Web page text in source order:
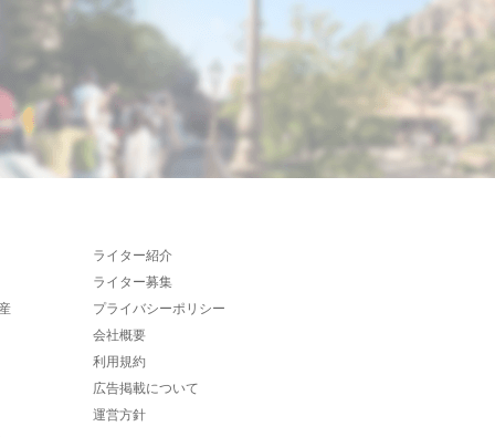
ライター紹介
ライター募集
プライバシーポリシー
会社概要
利用規約
広告掲載について
運営方針